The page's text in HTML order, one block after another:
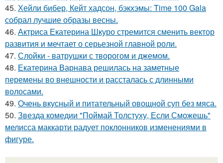
45. Хейли бибер, Кейт хадсон, бэкхэмы: Time 100 Gala
собрал лучшие образы весны.
46. Актриса Екатерина Шкуро стремится сменить вектор
развития и мечтает о серьезной главной роли.
47. Слойки - ватрушки с творогом и джемом.
48. Екатерина Варнава решилась на заметные
перемены во внешности и рассталась с длинными
волосами.
49. Очень вкусный и питательный овощной суп без мяса.
50. Звезда комедии "Поймай Толстуху, Если Сможешь"
мелисса маккарти радует поклонников изменениями в
фигуре.